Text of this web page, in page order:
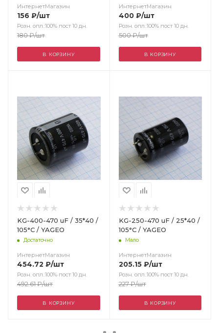
ИнтернетМагазин
156 ₽/шт
Розн. опл.:100% пост 10 дн.
180₽/шт
В КОРЗИНУ
ИнтернетМагазин
400₽/шт
Розн. опл.:100% пост 10 дн.
500₽/шт
В КОРЗИНУ
KG-400-470 uF / 35*40 /
105°С / YAGEO
Достаточно
ИнтернетМагазин
454.72 ₽/шт
Розн. опл.:100% пост 10 дн.
492.61₽/шт
В КОРЗИНУ
KG-250-470 uF / 25*40 /
105°C / YAGEO
Мало
ИнтернетМагазин
205.15₽/шт
Розн. опл.:100% пост 10 дн.
227₽/шт
В КОРЗИНУ